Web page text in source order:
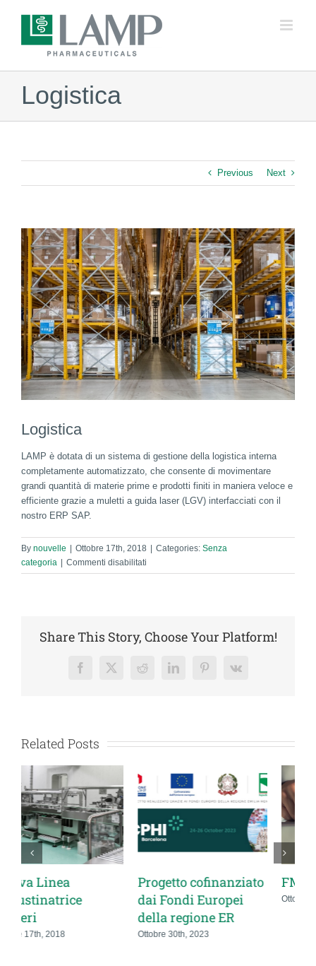
Logistica
Previous Next
View
Larger
Image
Logistica
LAMP è dotata di un sistema di gestione della logistica interna
completamente automatizzato, che consente di movimentare
grandi quantità di materie prime e prodotti finiti in maniera veloce e
efficiente grazie a muletti a guida laser (LGV) interfacciati con il
nostro ERP SAP.
By nouvelle Ottobre 17th, 2018 Categories: Senza
categoria
Commenti disabilitati
Logistica
Share This Story, Choose Your Platform!
Facebook
X RedditLinkedInPinterest
Vk
Related Posts
FMD directive
Ottobre 17th, 2018
Nuova Linea
Imbustinatrice
Polveri
Ottobre 17th, 2018